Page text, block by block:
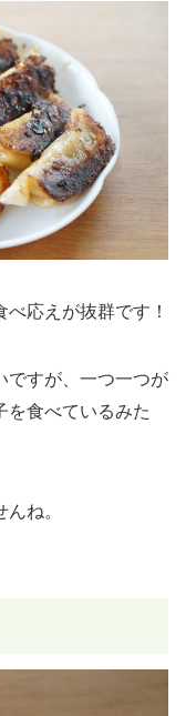
応えが抜群です！
ですが、一つ一つが
を食べているみた
ね。